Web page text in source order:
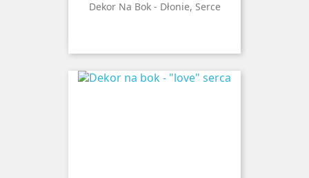
Dekor Na Bok - Dłonie, Serce